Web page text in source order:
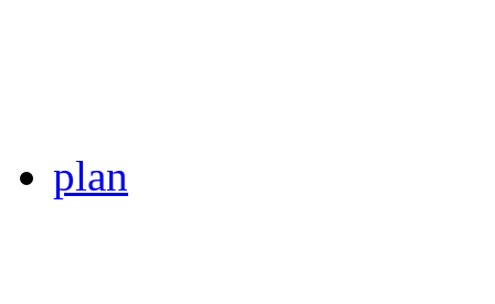
plan